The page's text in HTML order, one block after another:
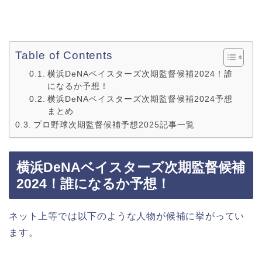
Table of Contents
横浜DeNAベイスターズ次期監督候補2024！誰
になるか予想！
横浜DeNAベイスターズ次期監督候補2024予想
まとめ
プロ野球次期監督候補予想2025記事一覧
横浜DeNAベイスターズ次期監督候補
2024！誰になるか予想！
ネット上等では以下のような人物が候補に挙がってい
ます。